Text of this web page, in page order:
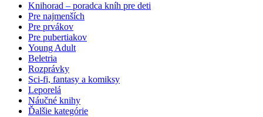
Knihorad – poradca kníh pre deti
Pre najmenších
Pre prvákov
Pre pubertiakov
Young Adult
Beletria
Rozprávky
Sci-fi, fantasy a komiksy
Leporelá
Náučné knihy
Ďalšie kategórie